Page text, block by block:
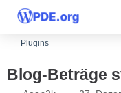
Plugins
Blog-Beträge